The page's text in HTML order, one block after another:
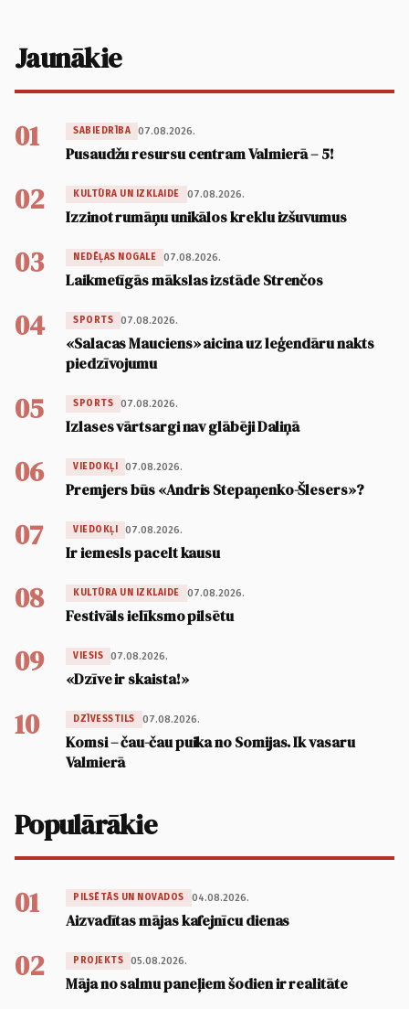
Jaunākie
01 SABIEDRĪBA 07.08.2026.
Pusaudžu resursu centram Valmierā – 5!
02 KULTŪRA UN IZKLAIDE 07.08.2026.
Izzinot rumāņu unikālos kreklu izšuvumus
03 NEDĒĻAS NOGALE 07.08.2026.
Laikmetīgās mākslas izstāde Strenčos
04 SPORTS 07.08.2026.
«Salacas Mauciens» aicina uz leģendāru nakts
piedzīvojumu
05 SPORTS 07.08.2026.
Izlases vārtsargi nav glābēji Daliņā
06 VIEDOKĻI 07.08.2026.
Premjers būs «Andris Stepaņenko-Šlesers»?
07 VIEDOKĻI 07.08.2026.
Ir iemesls pacelt kausu
08 KULTŪRA UN IZKLAIDE 07.08.2026.
Festivāls ielīksmo pilsētu
09 VIESIS 07.08.2026.
«Dzīve ir skaista!»
10 DZĪVESSTILS 07.08.2026.
Komsi – čau-čau puika no Somijas. Ik vasaru
Valmierā
Populārākie
01 PILSĒTĀS UN NOVADOS 04.08.2026.
Aizvadītas mājas kafejnīcu dienas
02 PROJEKTS 05.08.2026.
Māja no salmu paneļiem šodien ir realitāte